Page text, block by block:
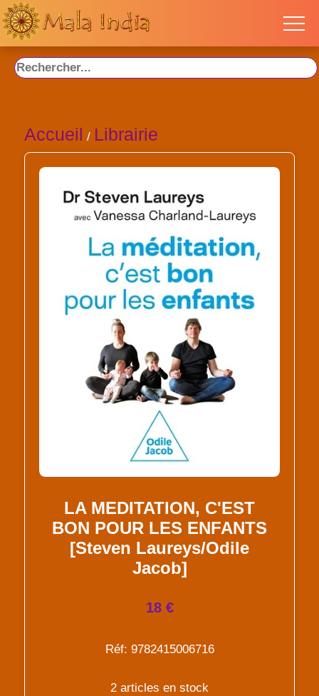
Accueil / Librairie
LA MEDITATION, C'EST
BON POUR LES ENFANTS
[Steven Laureys/Odile
Jacob]
18 €
Réf: 9782415006716
2 articles en stock